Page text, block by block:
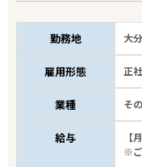
勤務地 大
雇用形態 正
業種 そ
給与
【
※ご